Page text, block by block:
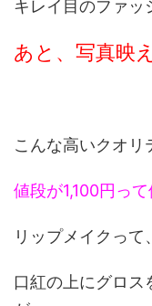
キレイ目のファッ
あと、写真映
こんな高いクオリ
値段が1,100円って
リップメイクって、
口紅の上にグロス